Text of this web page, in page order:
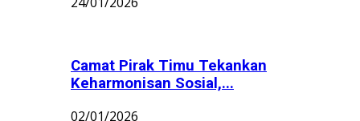
Camat Pirak Timu Tekankan
Keharmonisan Sosial,...
02/01/2026